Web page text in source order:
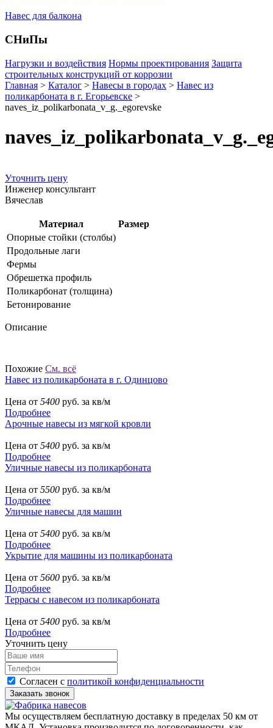
Навес для балкона
СНиПы
Нагрузки и воздействия Нормы проектирования Защита
строительных конструкций от коррозии
Главная > Каталог > Навесы в городах > Навес из
поликарбоната в г. Егорьевске >
naves_iz_polikarbonata_v_g._egorevske
Уточнить цену
Инженер консультант
Вячеслав
Материал
Размер
Опорные стойки (столбы)
Продольные лаги
Фермы
Обрешетка профиль
Поликарбонат (толщина)
Бетонирование
Описание
Похожие См. всё
Навес из поликарбоната в г. Одинцово
Цена от 5400 руб. за кв/м
Подробнее
Арочные навесы из мягкой кровли
Цена от 5400 руб. за кв/м
Подробнее
Уличные навесы из поликарбоната
Цена от 5500 руб. за кв/м
Подробнее
Уличные навесы для машин
Цена от 5400 руб. за кв/м
Подробнее
Укрытие для машины из поликарбоната
Цена от 5600 руб. за кв/м
Подробнее
Террасы с навесом из поликарбоната
Цена от 5400 руб. за кв/м
Подробнее
Уточнить цену
Согласен с политикой конфиденциальности
Мы осуществляем бесплатную доставку в пределах 50 км от